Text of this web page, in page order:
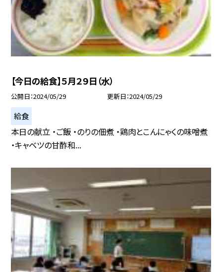
【今日の給食】５月２９日（水）
公開日 2024/05/29 更新日 2024/05/29
給食
本日の献立 ・ご飯 ・のりの佃煮 ・鶏肉とこんにゃくの味噌煮
・キャベツの甘酢和...